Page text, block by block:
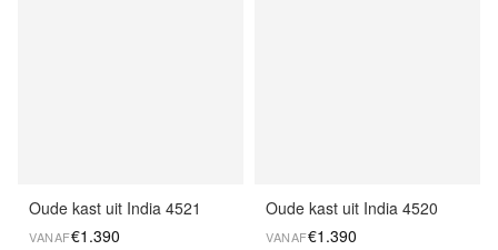
Oude kast uit India 4521
VANAF€1.390
Oude kast uit India 4520
VANAF€1.390